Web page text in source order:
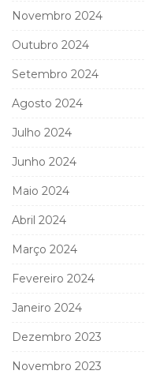
Novembro 2024
Outubro 2024
Setembro 2024
Agosto 2024
Julho 2024
Junho 2024
Maio 2024
Abril 2024
Março 2024
Fevereiro 2024
Janeiro 2024
Dezembro 2023
Novembro 2023